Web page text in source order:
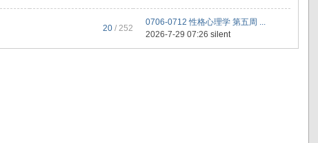
20 / 252
0706-0712 性格心理学 第五周 ...
2026-7-29 07:26silent